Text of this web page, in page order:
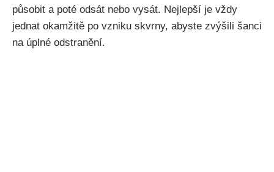
působit a poté odsát nebo ​vysát. Nejlepší⁤ je ⁤vždy
jednat okamžitě po vzniku skvrny, abyste zvýšili šanci
‌na úplné ⁢odstranění.